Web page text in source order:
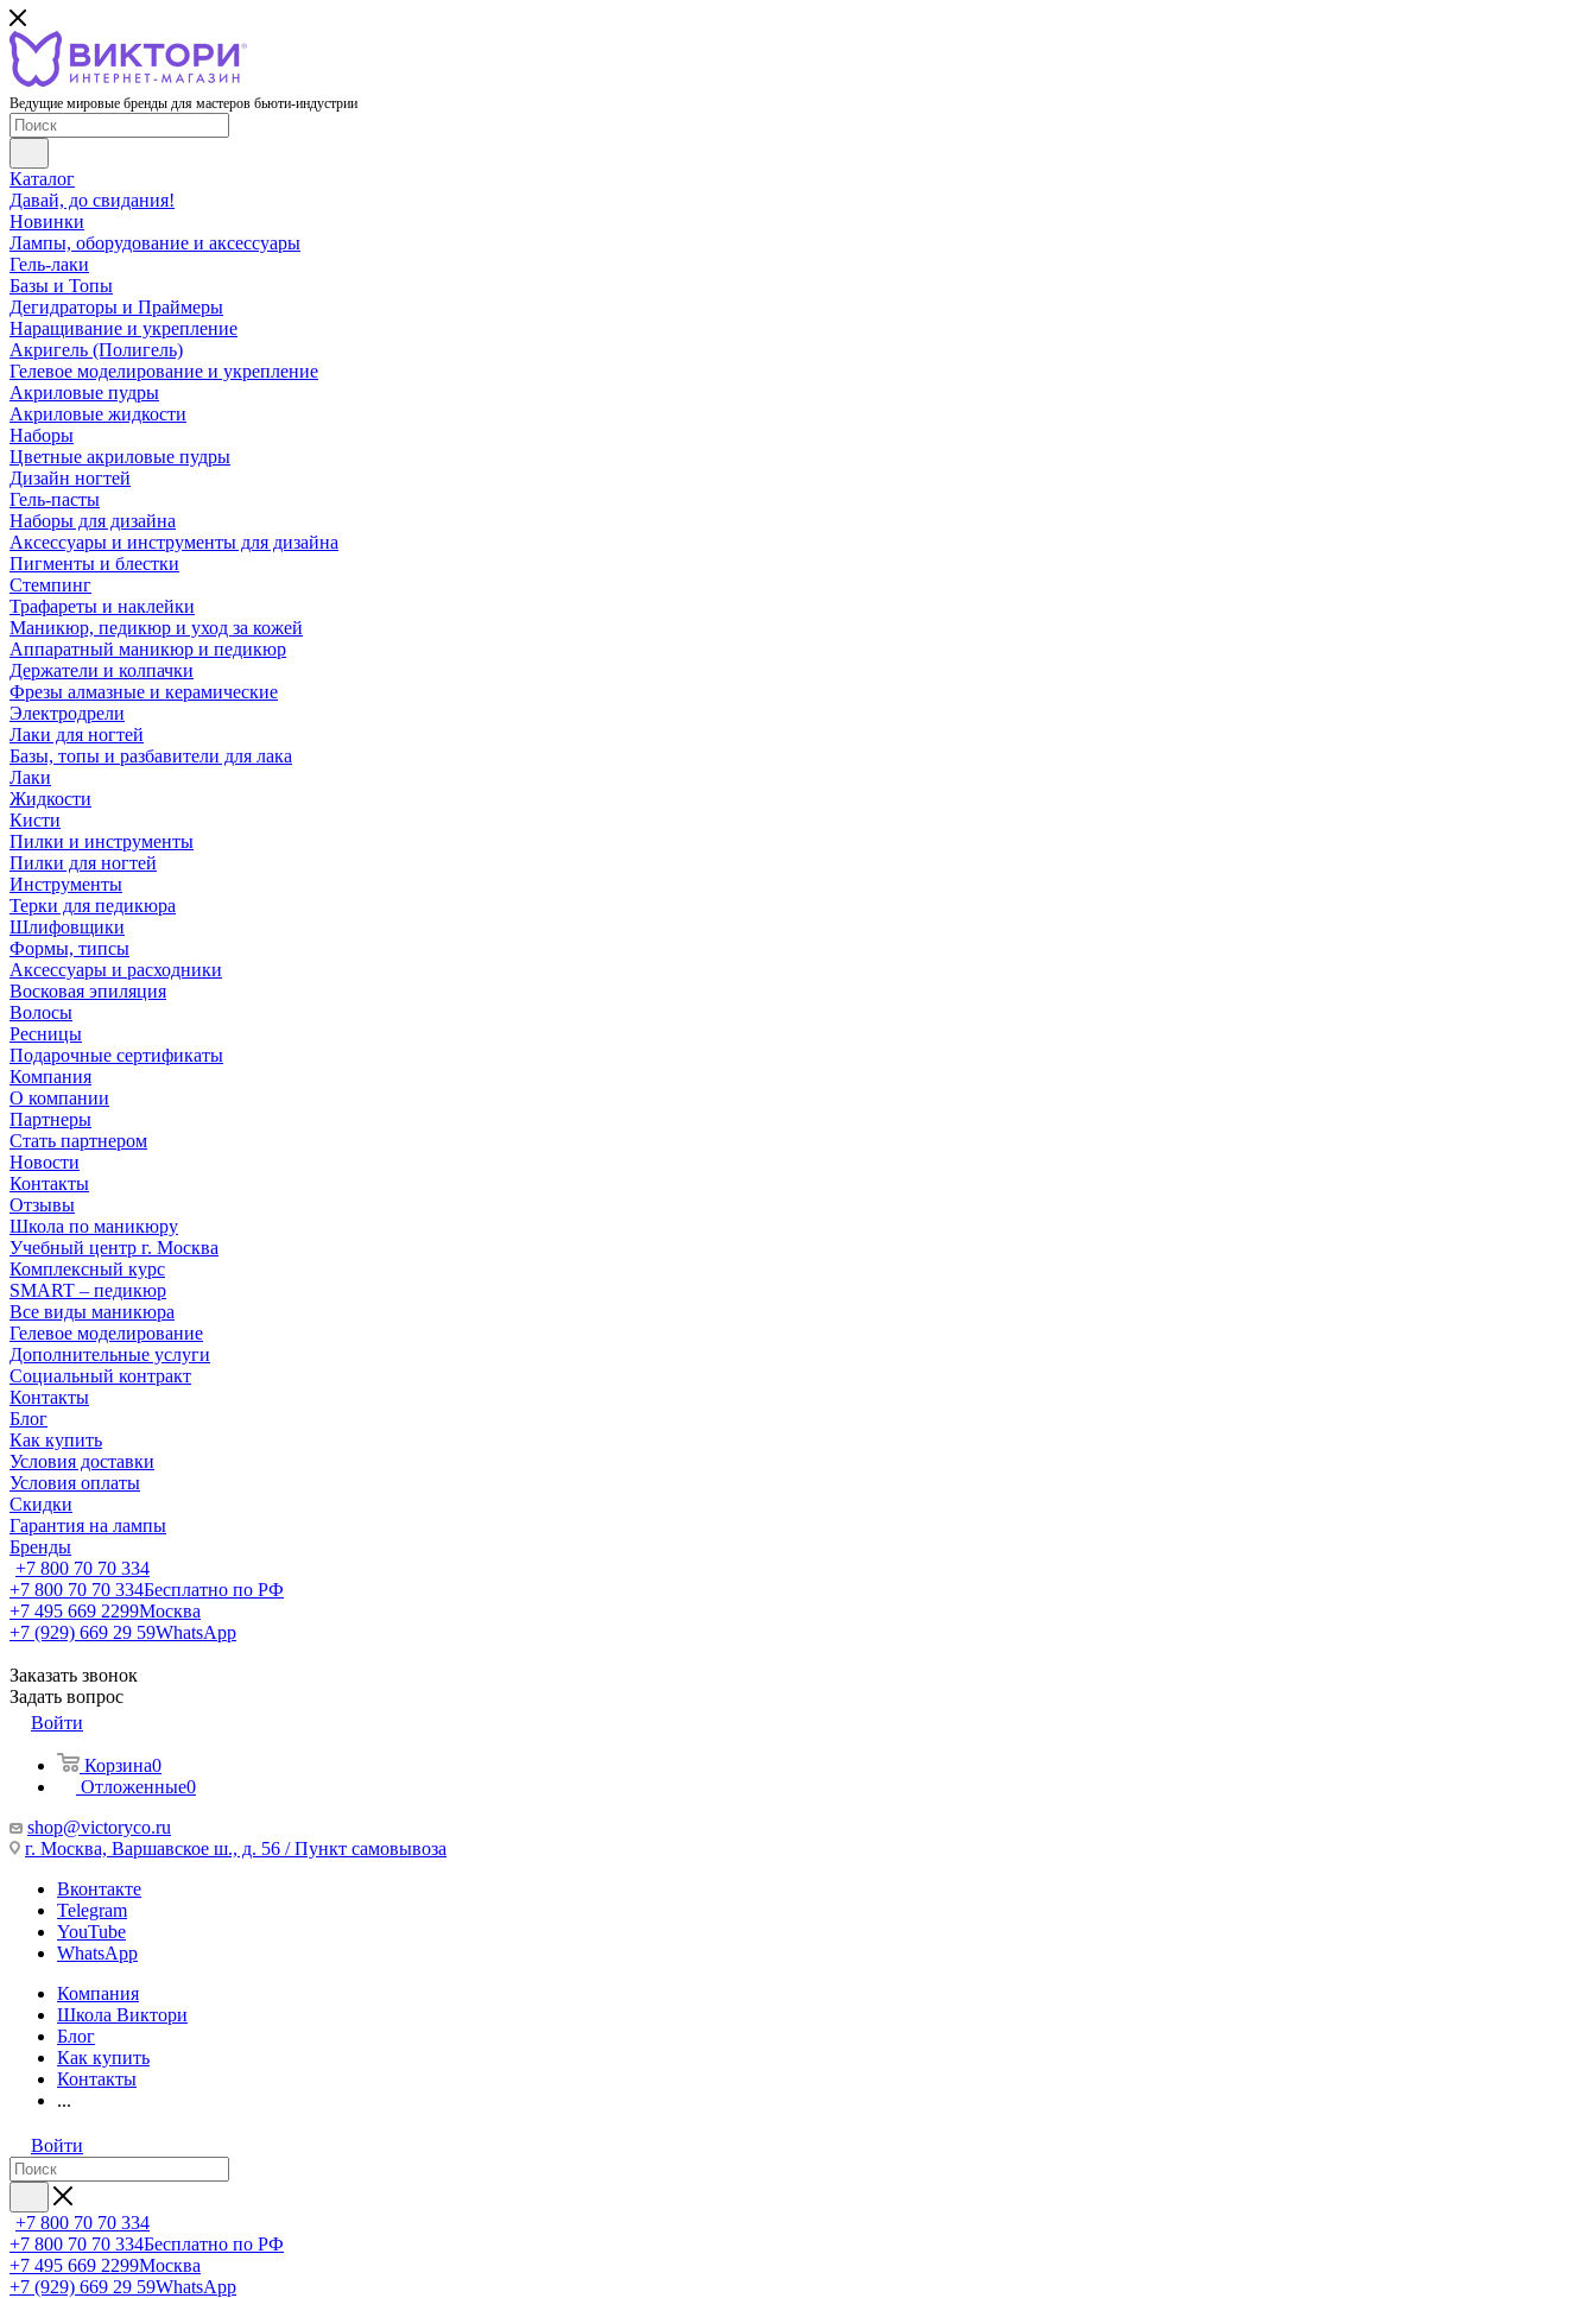
Ведущие мировые бренды для мастеров бьюти-индустрии
Каталог
Давай, до свидания!
Новинки
Лампы, оборудование и аксессуары
Гель-лаки
Базы и Топы
Дегидраторы и Праймеры
Наращивание и укрепление
Акригель (Полигель)
Гелевое моделирование и укрепление
Акриловые пудры
Акриловые жидкости
Наборы
Цветные акриловые пудры
Дизайн ногтей
Гель-пасты
Наборы для дизайна
Аксессуары и инструменты для дизайна
Пигменты и блестки
Стемпинг
Трафареты и наклейки
Маникюр, педикюр и уход за кожей
Аппаратный маникюр и педикюр
Держатели и колпачки
Фрезы алмазные и керамические
Электродрели
Лаки для ногтей
Базы, топы и разбавители для лака
Лаки
Жидкости
Кисти
Пилки и инструменты
Пилки для ногтей
Инструменты
Терки для педикюра
Шлифовщики
Формы, типсы
Аксессуары и расходники
Восковая эпиляция
Волосы
Ресницы
Подарочные сертификаты
Компания
О компании
Партнеры
Стать партнером
Новости
Контакты
Отзывы
Школа по маникюру
Учебный центр г. Москва
Комплексный курс
SMART – педикюр
Все виды маникюра
Гелевое моделирование
Дополнительные услуги
Социальный контракт
Контакты
Блог
Как купить
Условия доставки
Условия оплаты
Скидки
Гарантия на лампы
Бренды
+7 800 70 70 334
+7 800 70 70 334Бесплатно по РФ
+7 495 669 2299Москва
+7 (929) 669 29 59WhatsApp
Заказать звонок
Задать вопрос
Войти
Корзина0
Отложенные0
shop@victoryco.ru
г. Москва, Варшавское ш., д. 56 / Пункт самовывоза
Вконтакте
Telegram
YouTube
WhatsApp
Компания
Школа Виктори
Блог
Как купить
Контакты
...
Войти
+7 800 70 70 334
+7 800 70 70 334Бесплатно по РФ
+7 495 669 2299Москва
+7 (929) 669 29 59WhatsApp